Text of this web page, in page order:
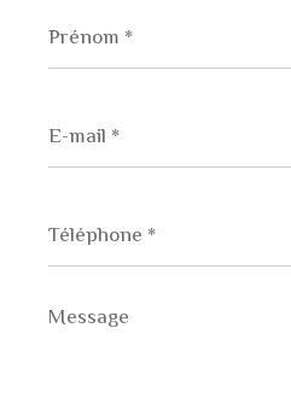
*
mail
*
*
Message
*